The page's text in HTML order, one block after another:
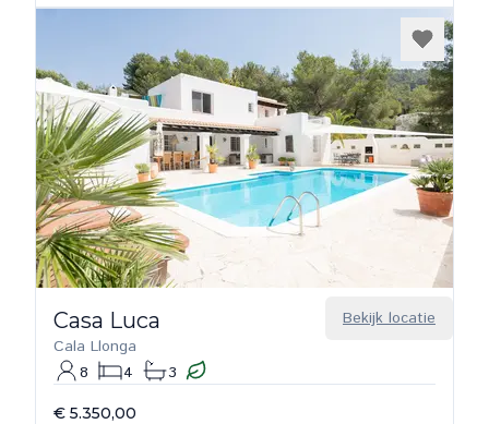
Bekijk locatie
Casa Luca
Cala Llonga
8
4 3
€ 5.350,00